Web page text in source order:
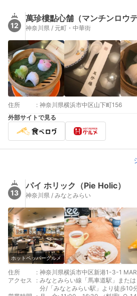
12
萬珍樓點心舗（マンチンロウ
神奈川県 / 元町・中華街
住所 : 神奈川県横浜市中区山下町156
外部サイトで見る
13
パイ ホリック（Pie Holic）
神奈川県 / みなとみらい
ホットペッパーグルメ
住所 : 神奈川県横浜市中区新港1-3-1
アクセス
: みなとみらい線「馬車道駅」また
分/「みなとみらい駅」より徒歩10